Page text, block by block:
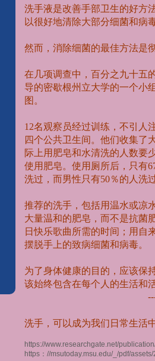
洗手液是改善手部卫生的好方
以很好地清除大部分细菌和病
然而，消除细菌的最佳方法是
在几项调查中，百分之九十五
导的密歇根州立大学的一个小
图。
12名观察员经过训练，不引人
四个公共卫生间。他们收集了
际上用肥皂和水清洗的人数要
使用肥皂。使用厕所后，只有
洗过，而男性只有50％的人洗
推荐的洗手，包括用温水或凉
大量温和的肥皂，而不是抗菌
日快乐歌曲所需的时间；用自
摆脱手上的致病细菌和病毒。
为了身体健康的目的，应该保
该始终包含在每个人的生活和
洗手，可以成为我们日常生活
https://www.researchgate.net/
https ： //msutoday.msu.edu/_/pdf/